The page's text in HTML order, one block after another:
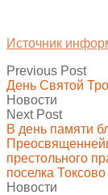
Источник
Previous Post
День Святой
Новости
Next Post
В день памяти
престольного
поселка Токсово
Новости